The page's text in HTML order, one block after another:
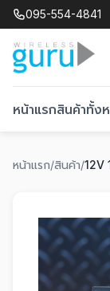
095-554-4841
หน้าแรกสินค้าทั้ง
หน้าแรก/สินค้า/12V